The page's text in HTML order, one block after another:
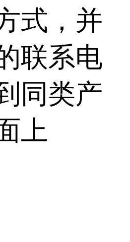
式，并
联系电
同类产
上